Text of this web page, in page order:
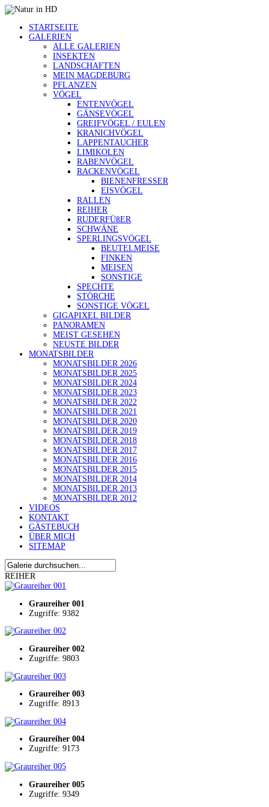
STARTSEITE
GALERIEN
ALLE GALERIEN
INSEKTEN
LANDSCHAFTEN
MEIN MAGDEBURG
PFLANZEN
VÖGEL
ENTENVÖGEL
GÄNSEVÖGEL
GREIFVÖGEL / EULEN
KRANICHVÖGEL
LAPPENTAUCHER
LIMIKOLEN
RABENVÖGEL
RACKENVÖGEL
BIENENFRESSER
EISVÖGEL
RALLEN
REIHER
RUDERFÜßER
SCHWÄNE
SPERLINGSVÖGEL
BEUTELMEISE
FINKEN
MEISEN
SONSTIGE
SPECHTE
STÖRCHE
SONSTIGE VÖGEL
GIGAPIXEL BILDER
PANORAMEN
MEIST GESEHEN
NEUSTE BILDER
MONATSBILDER
MONATSBILDER 2026
MONATSBILDER 2025
MONATSBILDER 2024
MONATSBILDER 2023
MONATSBILDER 2022
MONATSBILDER 2021
MONATSBILDER 2020
MONATSBILDER 2019
MONATSBILDER 2018
MONATSBILDER 2017
MONATSBILDER 2016
MONATSBILDER 2015
MONATSBILDER 2014
MONATSBILDER 2013
MONATSBILDER 2012
VIDEOS
KONTAKT
GÄSTEBUCH
ÜBER MICH
SITEMAP
REIHER
Graureiher 001
Zugriffe: 9382
Graureiher 002
Zugriffe: 9803
Graureiher 003
Zugriffe: 8913
Graureiher 004
Zugriffe: 9173
Graureiher 005
Zugriffe: 9349